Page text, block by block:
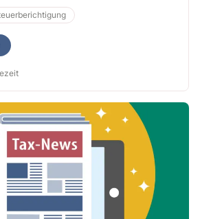
Es gibt dabei mehrere mögliche
Gesetzeswortlaut der einzelnen Absätze
füllen wir diese in der heutigen Serie mit